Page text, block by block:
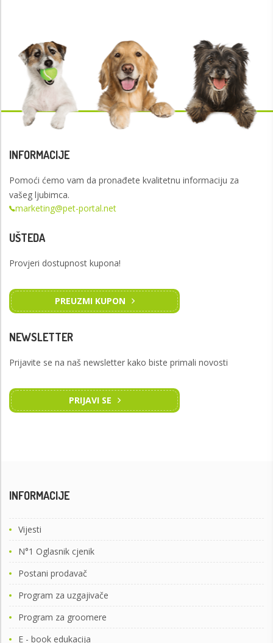
INFORMACIJE
Pomoći ćemo vam da pronađete kvalitetnu informaciju za
vašeg ljubimca.
marketing@pet-portal.net
UŠTEDA
Provjeri dostupnost kupona!
PREUZMI KUPON
NEWSLETTER
Prijavite se na naš newsletter kako biste primali novosti
PRIJAVI SE
INFORMACIJE
Vijesti
N°1 Oglasnik cjenik
Postani prodavač
Program za uzgajivače
Program za groomere
E - book edukacija